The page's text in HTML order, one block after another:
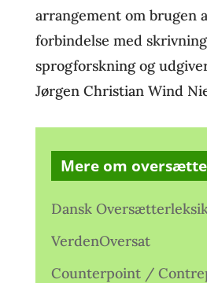
arrangement om brugen
forbindelse med
sprogforskning og
Jørgen Christian Wind
Mere om
Dansk
VerdenOversat
Counterpoint /